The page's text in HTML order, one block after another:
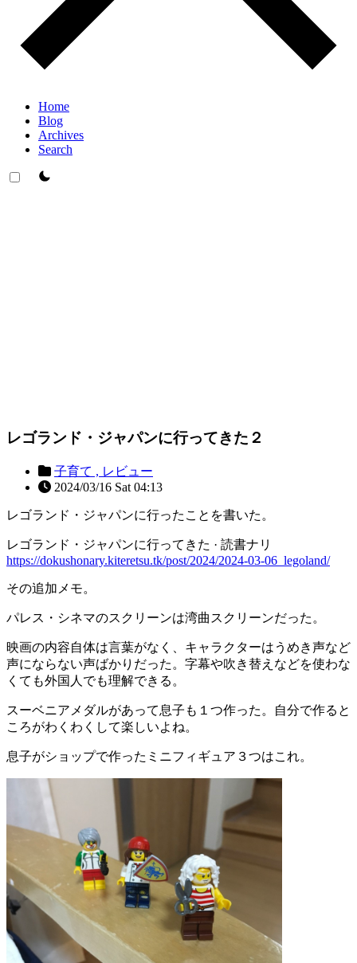
Home
Blog
Archives
Search
theme switcher
レゴランド・ジャパンに行ってきた２
子育て , レビュー
2024/03/16 Sat 04:13
レゴランド・ジャパンに行ったことを書いた。
レゴランド・ジャパンに行ってきた · 読書ナリ
https://dokushonary.kiteretsu.tk/post/2024/2024-03-06_legoland/
その追加メモ。
パレス・シネマのスクリーンは湾曲スクリーンだった。
映画の内容自体は言葉がなく、キャラクターはうめき声など
声にならない声ばかりだった。字幕や吹き替えなどを使わな
くても外国人でも理解できる。
スーベニアメダルがあって息子も１つ作った。自分で作ると
ころがわくわくして楽しいよね。
息子がショップで作ったミニフィギュア３つはこれ。